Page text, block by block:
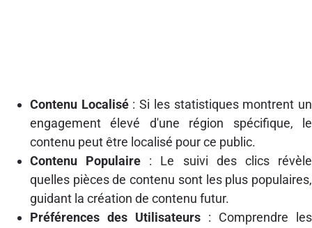
Contenu Localisé: Si les statistiques montrent un
engagement élevé d'une région spécifique, le
contenu peut être localisé pour ce public.
Contenu Populaire : Le suivi des clics révèle
quelles pièces de contenu sont les plus populaires,
guidant la création de contenu futur.
Préférences des Utilisateurs: Comprendre les